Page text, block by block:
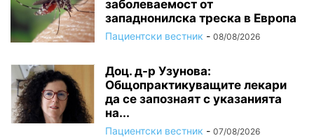
заболеваемост от
западнонилска треска в Европа
Пациентски вестник - 08/08/2026
Доц. д-р Узунова:
Общопрактикуващите лекари
да се запознаят с указанията
на...
Пациентски вестник - 07/08/2026